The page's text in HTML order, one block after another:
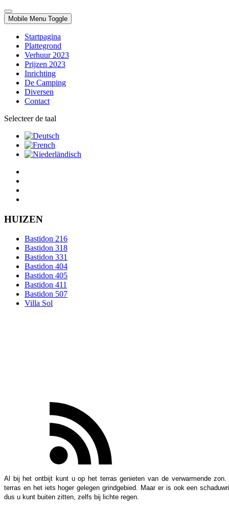
Mobile Menu Toggle
Startpagina
Plattegrond
Verhuur 2023
Prijzen 2023
Inrichting
De Camping
Diversen
Contact
Selecteer de taal
HUIZEN
Bastidon 216
Bastidon 318
Bastidon 331
Bastidon 404
Bastidon 405
Bastidon 411
Bastidon 507
Villa Sol
Al bij het ontbijt kunt u op het terras genieten van de verwarmende
terras en het iets hoger gelegen grindgebied. Maar er is ook een
dus u kunt buiten zitten, zelfs bij lichte regen.